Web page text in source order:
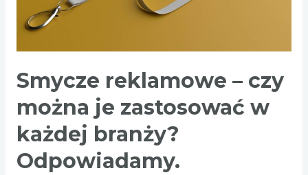
Smycze reklamowe – czy
można je zastosować w
każdej branży?
Odpowiadamy.